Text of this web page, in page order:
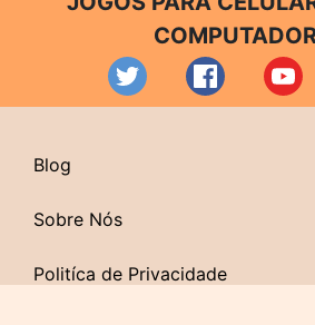
Blog
Sobre Nós
Politíca de Privacidade